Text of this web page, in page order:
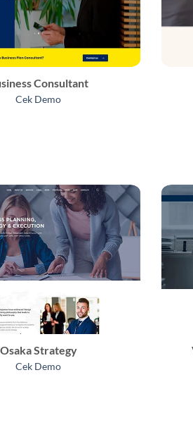
Consultant
Cek Demo
Osaka Strategy
Cek Demo